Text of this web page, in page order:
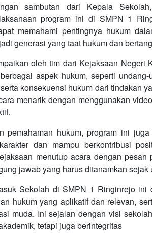
sambutan dari Kepala
program ini di SMPN 1
memahami pentingnya hukum
generasi yang taat hukum dan
oleh tim dari Kejaksaan Negeri
aspek hukum, seperti
konsekuensi hukum dari tindakan
menarik dengan menggunakan
pemahaman hukum, program ini
dan mampu berkontribusi
menutup acara dengan
jawab yang harus ditanamkan sejak
Sekolah di SMPN 1 Ringinrejo ini
hukum yang aplikatif dan relevan,
muda. Ini sejalan dengan visi
tetapi juga berintegritas